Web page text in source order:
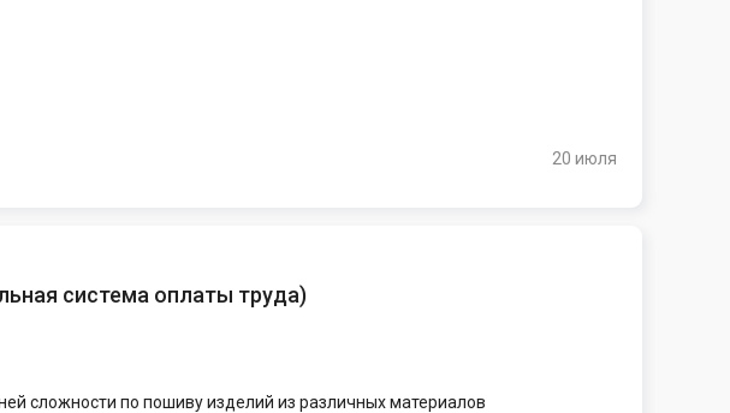
20 июля
система оплаты труда)
сложности по пошиву изделий из различных материалов